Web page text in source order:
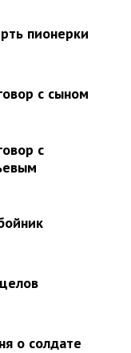
пионерки
с сыном
с
о солдате